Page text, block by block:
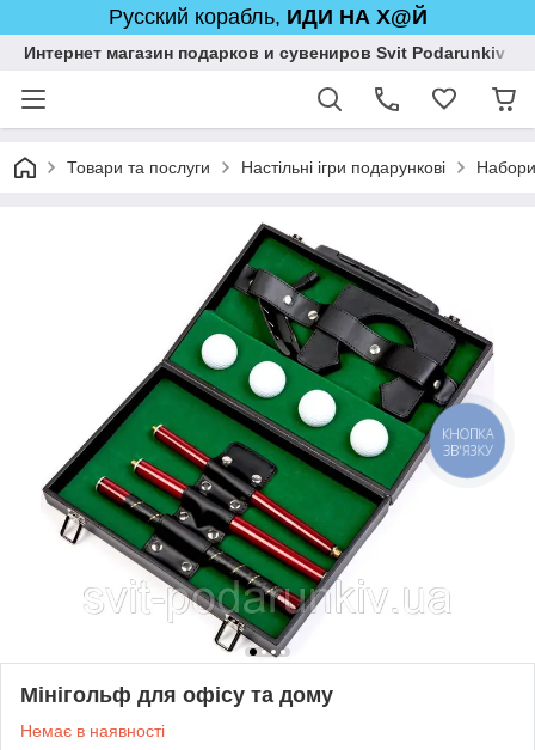
Русский корабль, ИДИ НА Х@Й
Интернет магазин подарков и сувениров Svit Podarunkiv
Товари та послуги Настільні ігри подарункові
Мінігольф для офісу та дому
Немає в наявності
КНОПКА
ЗВ'ЯЗКУ